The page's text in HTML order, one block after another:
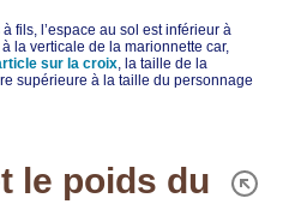
fils, l’espace au sol est inférieur à
la verticale de la marionnette car,
sur la croix, la taille de la
supérieure à la taille du personnage
le poids du